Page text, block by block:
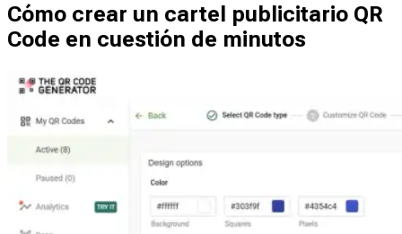
Cómo crear un cartel publicitario QR
Code en cuestión de minutos